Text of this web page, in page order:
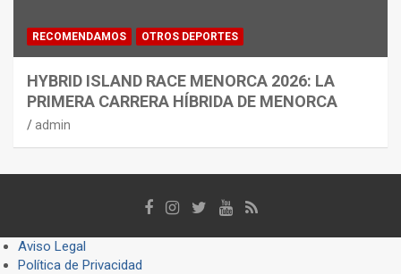
RECOMENDAMOS OTROS DEPORTES
HYBRID ISLAND RACE MENORCA 2026: LA
PRIMERA CARRERA HÍBRIDA DE MENORCA
admin
Aviso Legal
Política de Privacidad